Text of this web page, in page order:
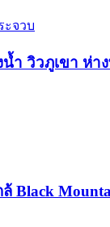
ะจวบ
วิวภูเขา ห่าง
Black